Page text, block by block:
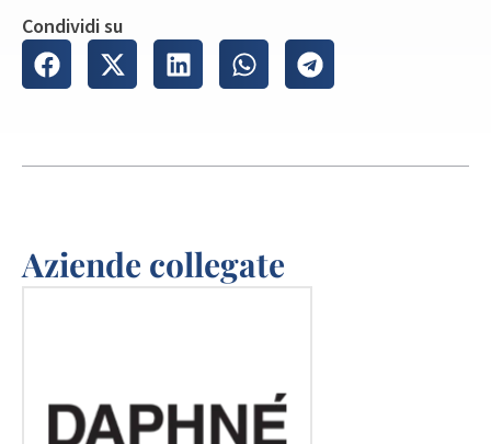
Condividi su
Aziende collegate